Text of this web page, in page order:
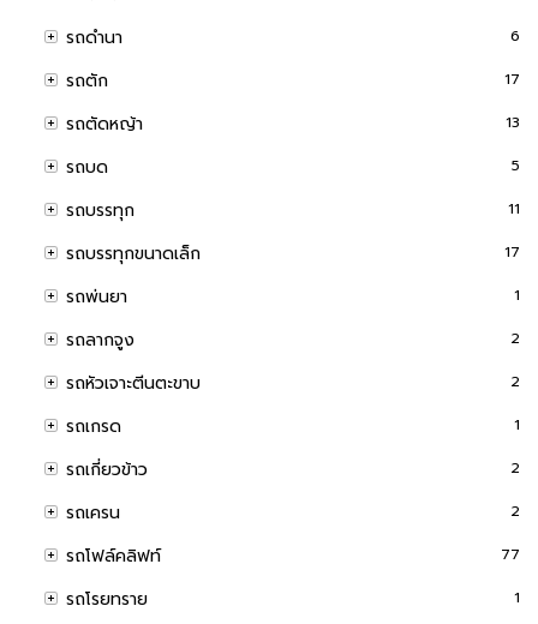
รถดำนา 6
รถตัก 17
รถตัดหญ้า 13
รถบด 5
รถบรรทุก 11
รถบรรทุกขนาดเล็ก 17
รถพ่นยา 1
รถลากจูง 2
รถหัวเจาะตีนตะขาบ 2
รถเกรด 1
รถเกี่ยวข้าว 2
รถเครน 2
รถโฟล์คลิฟท์ 77
รถโรยทราย 1